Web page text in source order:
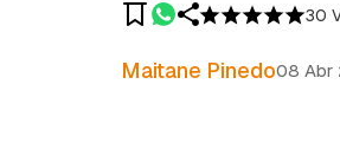
30
Maitane Pinedo08 Abr